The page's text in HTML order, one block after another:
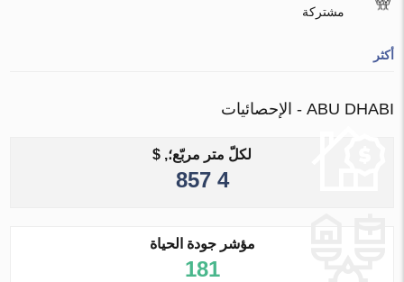
مشتركة
أكثر
ABU DHABI - الإحصائيات
لكلّ متر مربّع؛, $
4 857
مؤشر جودة الحياة
181